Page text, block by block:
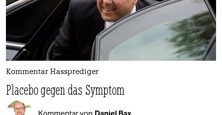
Kommentar Hassprediger
Placebo gegen das Symptom